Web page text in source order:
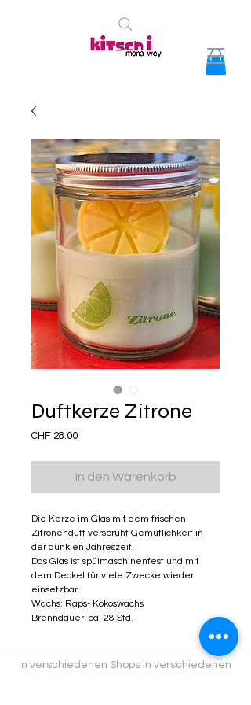
Duftkerze Zitrone
CHF 28.00Preis
In den Warenkorb
Die Kerze im Glas mit dem frischen
Zitronenduft versprüht Gemütlichkeit in
der dunklen Jahreszeit.
Das Glas ist spülmaschinenfest und mit
dem Deckel für viele Zwecke wieder
einsetzbar.
Wachs: Raps- Kokoswachs
Brenndauer: ca. 28 Std.
In verschiedenen Shops in verschiedenen